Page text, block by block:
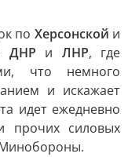
по Херсонской и
ДНР и ЛНР, где
что немного
и искажает
идет ежедневно
прочих силовых
Минобороны.